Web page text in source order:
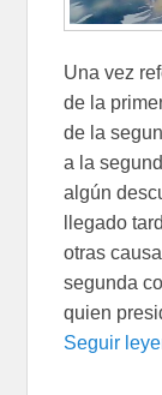
Una vez
de la
de la
a la
algún
llegado
otras
segunda
quien
Seguir